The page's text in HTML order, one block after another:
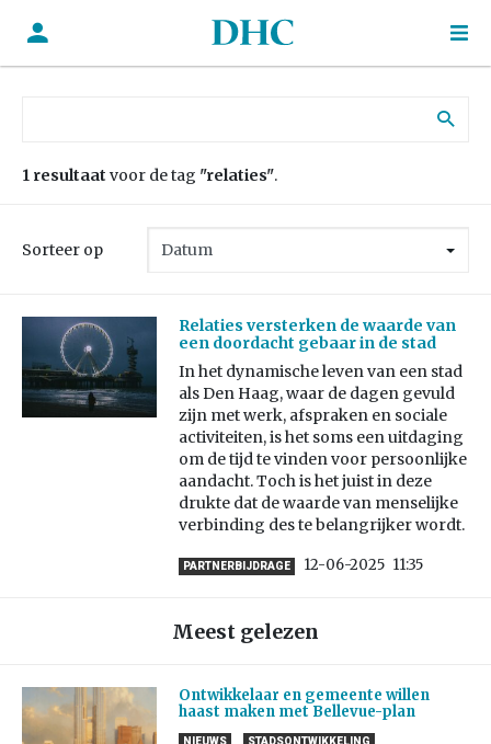
1 resultaat voor de tag "relaties".
Sorteer op
Relaties versterken de waarde van
een doordacht gebaar in de stad
In het dynamische leven van een stad
als Den Haag, waar de dagen gevuld
zijn met werk, afspraken en sociale
activiteiten, is het soms een uitdaging
om de tijd te vinden voor persoonlijke
aandacht. Toch is het juist in deze
drukte dat de waarde van menselijke
verbinding des te belangrijker wordt.
PARTNERBIJDRAGE 12-06-2025 11:35
Meest gelezen
Ontwikkelaar en gemeente willen
haast maken met Bellevue-plan
NIEUWS STADSONTWIKKELING